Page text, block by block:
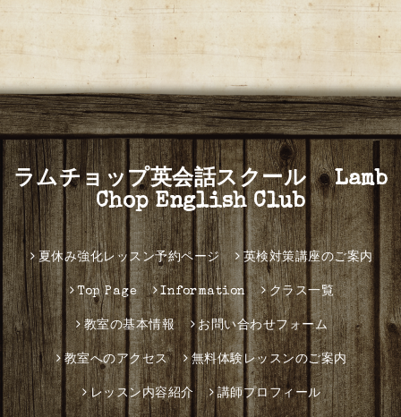
ラムチョップ英会話スクール Lamb
Chop English Club
夏休み強化レッスン予約ページ 英検対策講座のご案内
Top Page Information クラス一覧
教室の基本情報 お問い合わせフォーム
教室へのアクセス 無料体験レッスンのご案内
レッスン内容紹介 講師プロフィール